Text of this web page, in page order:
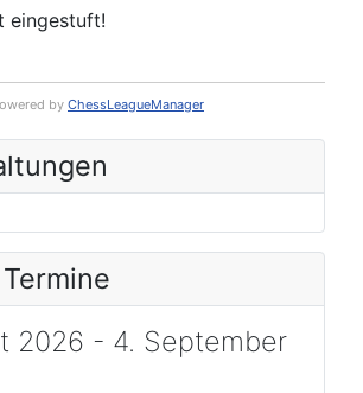
eingestuft!
by ChessLeagueManager
2026 - 4. September